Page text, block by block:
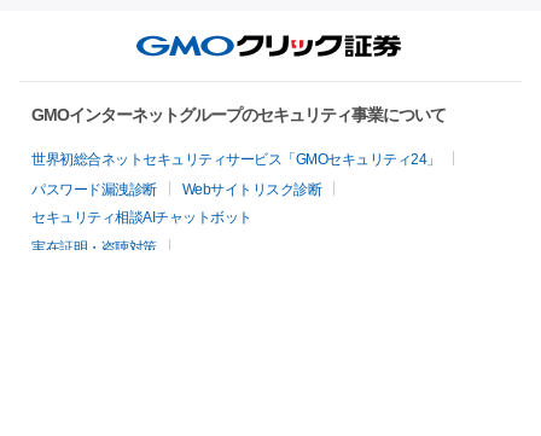
GMOインターネットグループのセキュリティ事業について
世界初総合ネットセキュリティサービス「GMOセキュリティ24」
パスワード漏洩診断
Webサイトリスク診断
セキュリティ相談AIチャットボット
実在証明・盗聴対策